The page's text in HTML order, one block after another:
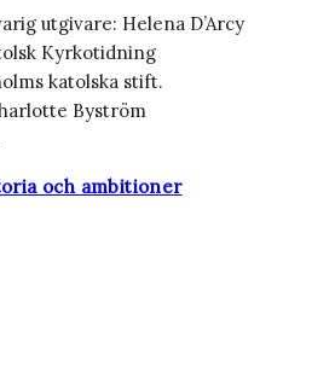
utgivare: Helena D’Arcy
Kyrkotidning
katolska stift.
Byström
och ambitioner